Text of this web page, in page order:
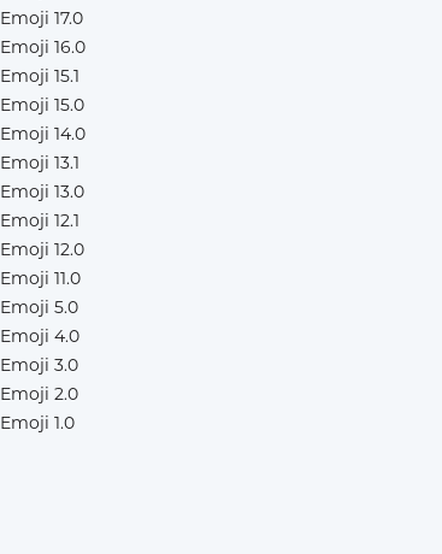
Emoji 17.0
Emoji 16.0
Emoji 15.1
Emoji 15.0
Emoji 14.0
Emoji 13.1
Emoji 13.0
Emoji 12.1
Emoji 12.0
Emoji 11.0
Emoji 5.0
Emoji 4.0
Emoji 3.0
Emoji 2.0
Emoji 1.0